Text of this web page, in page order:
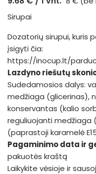
Sirupai
Dozatorių sirupui, kuris
įsigyti čia:
https://inocup.lt/
Lazdyno riešutų
Sudedamosios dalys:
medžiaga (glicerinas),
konservantas (kalio
reguliuojanti medžiaga
(paprastoji karamelė
Pagaminimo data ir
pakuotės kraštą
Laikykite vėsioje ir